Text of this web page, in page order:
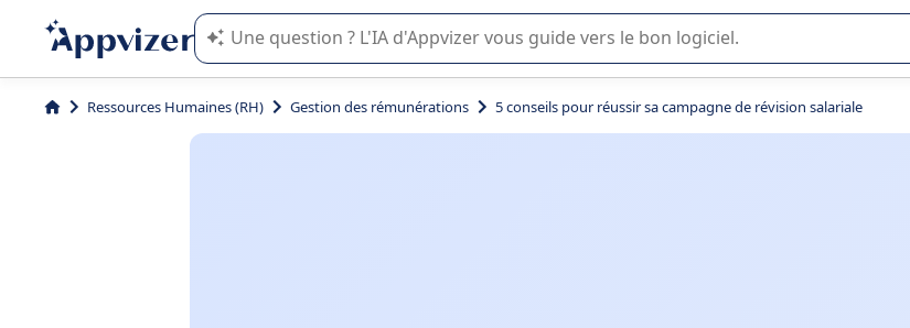
L'IA de Appvizer vous guide dans l'utilisation ou la sélection de logiciel SaaS en entreprise.
Ressources Humaines (RH) Gestion des rémunérations 5 conseils pour réussir sa campagne de révision salariale